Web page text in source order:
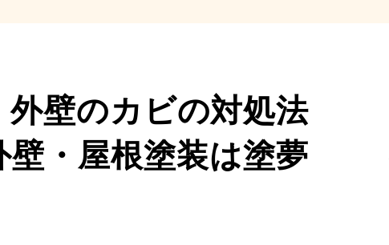
壁のカビの対処法
壁・屋根塗装は塗夢